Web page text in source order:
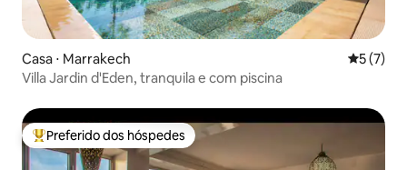
Casa ⋅ Marrakech 5 de
5 (7)
Villa Jardin d'Eden, tranquila e com piscina
Entre os melhores preferidos dos hóspedes
Preferido dos hóspedes